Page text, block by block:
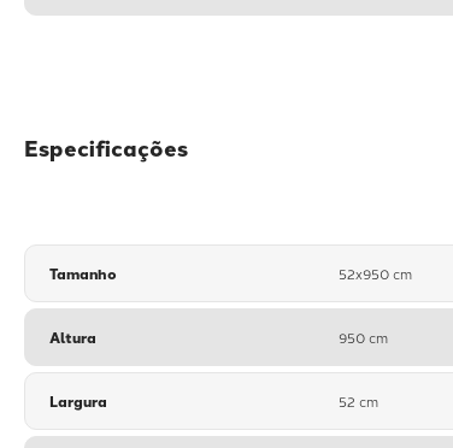
Especificações
Tamanho 52x950 cm
Altura 950 cm
Largura 52 cm